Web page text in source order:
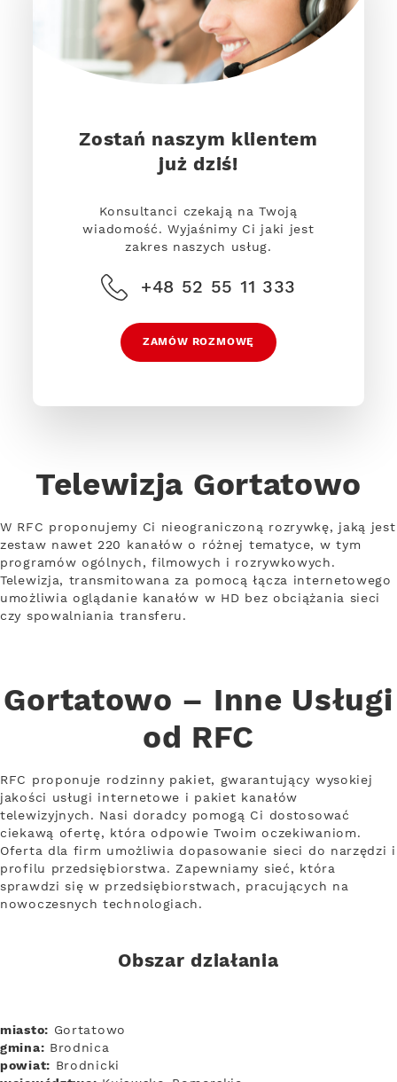
Zostań naszym klientem
już dziś!
Konsultanci czekają na Twoją
wiadomość. Wyjaśnimy Ci jaki jest
zakres naszych usług.
+48 52 55 11 333
ZAMÓW ROZMOWĘ
Telewizja Gortatowo
W RFC proponujemy Ci nieograniczoną rozrywkę, jaką jest
zestaw nawet 220 kanałów o różnej tematyce, w tym
programów ogólnych, filmowych i rozrywkowych.
Telewizja, transmitowana za pomocą łącza internetowego
umożliwia oglądanie kanałów w HD bez obciążania sieci
czy spowalniania transferu.
Gortatowo – Inne Usługi
od RFC
RFC proponuje rodzinny pakiet, gwarantujący wysokiej
jakości usługi internetowe i pakiet kanałów
telewizyjnych. Nasi doradcy pomogą Ci dostosować
ciekawą ofertę, która odpowie Twoim oczekiwaniom.
Oferta dla firm umożliwia dopasowanie sieci do narzędzi i
profilu przedsiębiorstwa. Zapewniamy sieć, która
sprawdzi się w przedsiębiorstwach, pracujących na
nowoczesnych technologiach.
Obszar działania
miasto: Gortatowo
gmina: Brodnica
powiat: Brodnicki